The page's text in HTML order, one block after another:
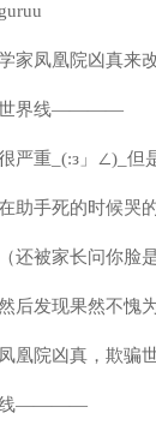
家凤凰院凶真来
世界线————
严重_(:з」∠)_但
助手死的时候哭
还被家长问你脸
后发现果然不愧
院凶真，欺骗
线————